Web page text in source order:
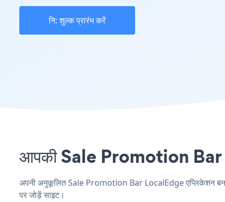
नि: शुल्क प्रारंभ करें
आपकी Sale Promotion Bar
अपनी अनुकूलित Sale Promotion Bar LocalEdge एप्लिकेशन
पर जोड़ें साइट।